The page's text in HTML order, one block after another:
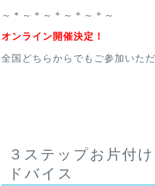
～＊～＊～＊～＊～＊～
オンライン開催決定！
全国どちらからでもご参加いただ
３ステップお片付
ドバイス